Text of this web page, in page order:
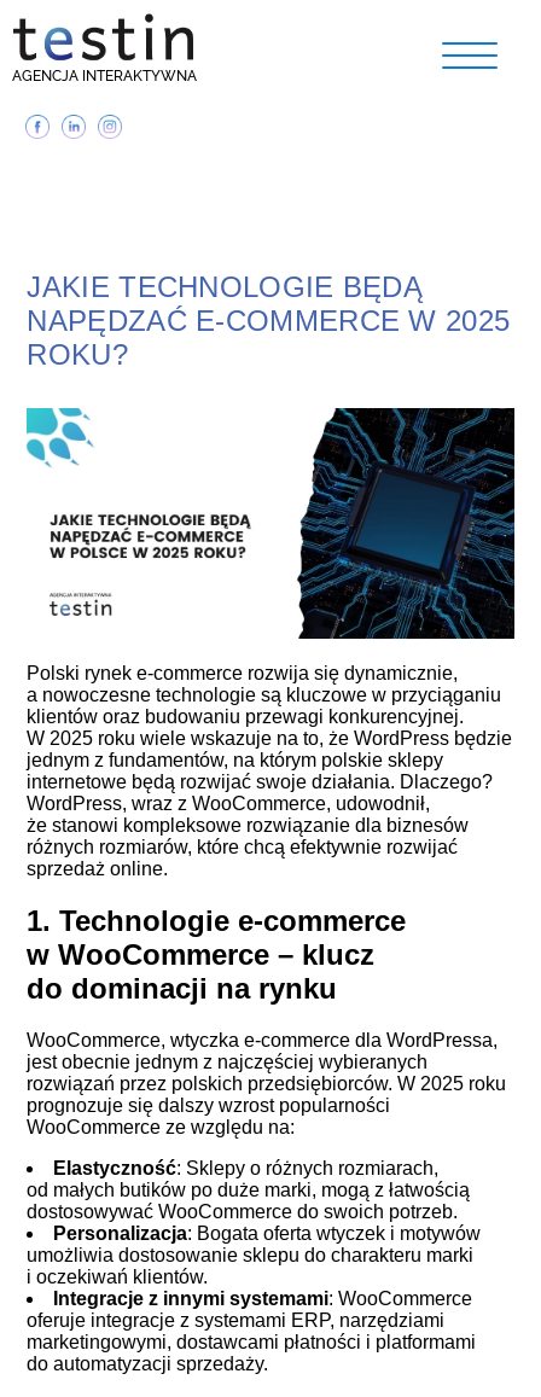
AGENCJA INTERAKTYWNA
JAKIE TECHNOLOGIE BĘDĄ
NAPĘDZAĆ E-COMMERCE W 2025
ROKU?
Polski rynek e-commerce rozwija się dynamicznie,
a nowoczesne technologie są kluczowe w przyciąganiu
klientów oraz budowaniu przewagi konkurencyjnej.
W 2025 roku wiele wskazuje na to, że WordPress będzie
jednym z fundamentów, na którym polskie sklepy
internetowe będą rozwijać swoje działania. Dlaczego?
WordPress, wraz z WooCommerce, udowodnił,
że stanowi kompleksowe rozwiązanie dla biznesów
różnych rozmiarów, które chcą efektywnie rozwijać
sprzedaż online.
1. Technologie e-commerce
w WooCommerce – klucz
do dominacji na rynku
WooCommerce, wtyczka e-commerce dla WordPressa,
jest obecnie jednym z najczęściej wybieranych
rozwiązań przez polskich przedsiębiorców. W 2025 roku
prognozuje się dalszy wzrost popularności
WooCommerce ze względu na:
Elastyczność: Sklepy o różnych rozmiarach,
od małych butików po duże marki, mogą z łatwością
dostosowywać WooCommerce do swoich potrzeb.
Personalizacja: Bogata oferta wtyczek i motywów
umożliwia dostosowanie sklepu do charakteru marki
i oczekiwań klientów.
Integracje z innymi systemami: WooCommerce
oferuje integracje z systemami ERP, narzędziami
marketingowymi, dostawcami płatności i platformami
do automatyzacji sprzedaży.